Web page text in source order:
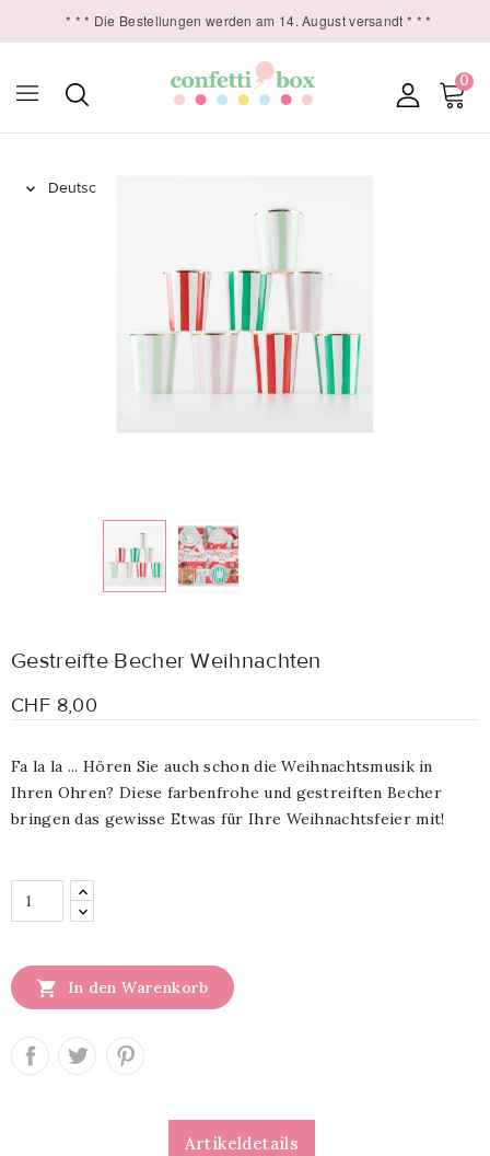
* * * Die Bestellungen werden am 14. August versandt * * *
0

Gestreifte Becher Weihnachten
CHF 8,00
Fa la la ... Hören Sie auch schon die Weihnachtsmusik in
Ihren Ohren? Diese farbenfrohe und gestreiften Becher
bringen das gewisse Etwas für Ihre Weihnachtsfeier mit!
 In den Warenkorb
Artikeldetails